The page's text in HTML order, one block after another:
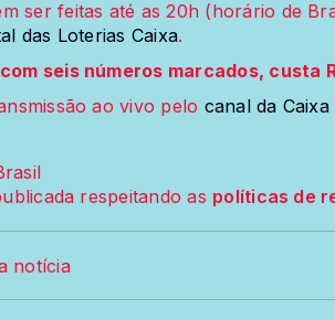
ser feitas até as 20h (horário de
das Loterias Caixa.
seis números marcados, custa
ao vivo pelo canal da
respeitando as políticas de
notícia